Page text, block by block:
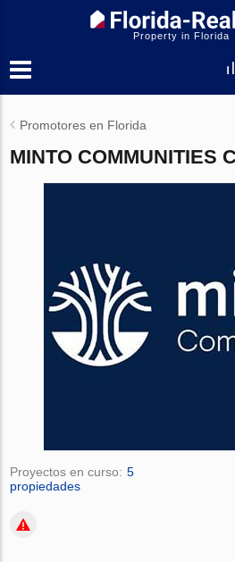
Property in Florida
Promotores en Florida
MINTO COMMUNITIES
Proyectos en curso: 5
propiedades